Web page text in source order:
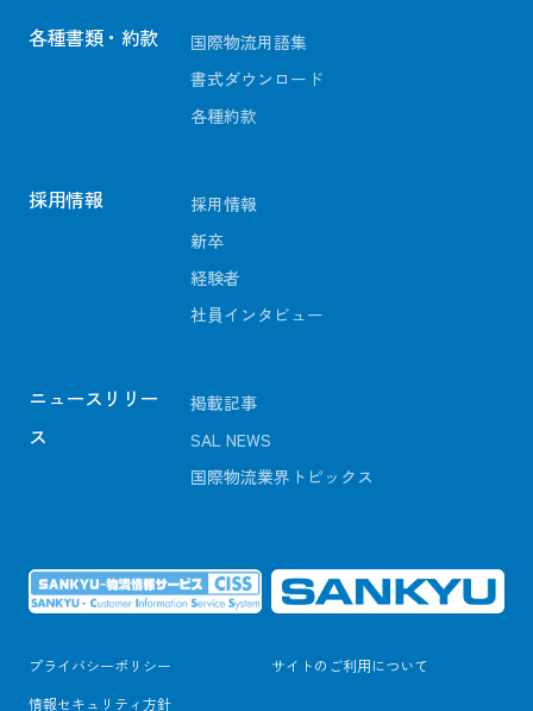
各種書類・約款
国際物流用語集
書式ダウンロード
各種約款
採用情報
採用情報
新卒
経験者
社員インタビュー
ニュースリリー
ス
掲載記事
SAL NEWS
国際物流業界トピックス
プライバシーポリシー
サイトのご利用について
情報セキュリティ方針